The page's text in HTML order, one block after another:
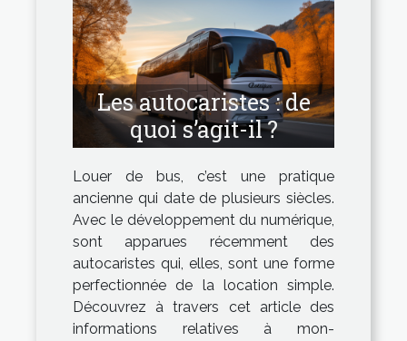
Les autocaristes : de
quoi s’agit-il ?
Louer de bus, c’est une pratique
ancienne qui date de plusieurs siècles.
Avec le développement du numérique,
sont apparues récemment des
autocaristes qui, elles, sont une forme
perfectionnée de la location simple.
Découvrez à travers cet article des
informations relatives à mon-